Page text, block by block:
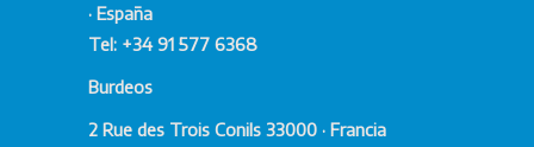
· España
Tel: +34 91 577 6368
Burdeos
2 Rue des Trois Conils 33000 · Francia